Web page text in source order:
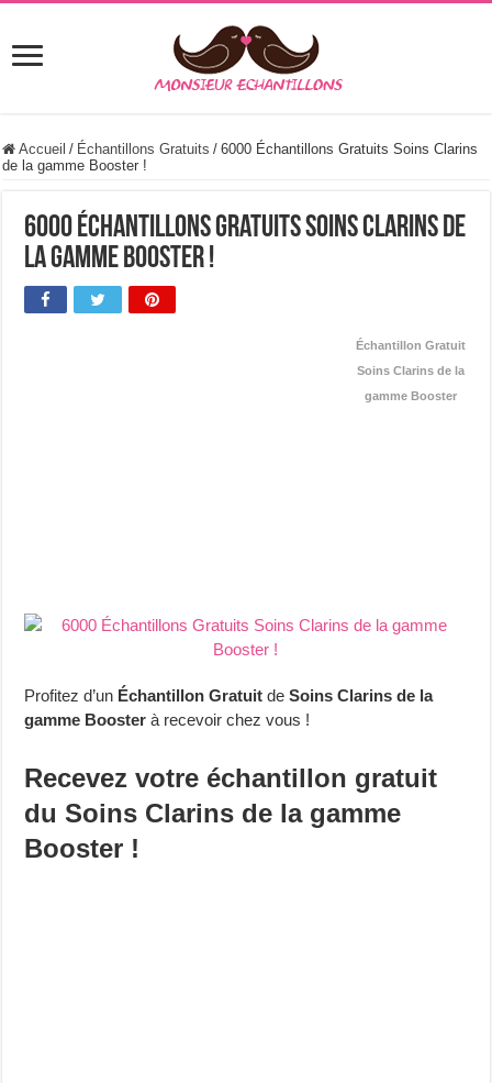
Accueil / Échantillons Gratuits / 6000 Échantillons Gratuits Soins Clarins
de la gamme Booster !
6000 Échantillons Gratuits Soins Clarins de
la gamme Booster !
Échantillon Gratuit
Soins Clarins de la
gamme Booster
Profitez d’un Échantillon Gratuit deSoins Clarins de la
gamme Booster à recevoir chez vous !
Recevez votre échantillon gratuit
du Soins Clarins de la gamme
Booster !